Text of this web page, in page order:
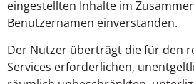
eingestellten Inhalte im
Benutzernamen einverstanden.
Der Nutzer überträgt die für den
Services erforderlichen,